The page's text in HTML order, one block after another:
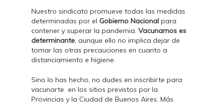
Nuestro sindicato promueve todas las medidas
determinadas por el Gobierno Nacional para
contener y superar la pandemia. Vacunarnos es
determinante, aunque ello no implica dejar de
tomar las otras precauciones en cuanto a
distanciamiento e higiene.
Sino lo has hecho, no dudes en inscribirte para
vacunarte en los sitios previstos por la
Provincias y la Ciudad de Buenos Aires. Más